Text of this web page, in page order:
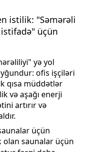
istilik: "Səmərəli
üçün
yə yol
ofis işçiləri
qısa müddətlər
və aşağı enerji
artırır və
üçün
olan saunalar üçün